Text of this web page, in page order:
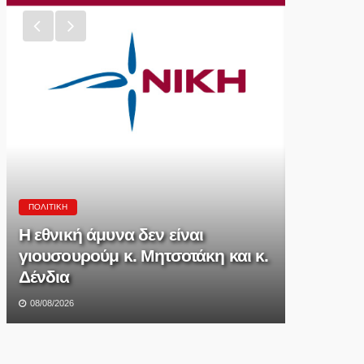
ΠΟΛΙΤΙΚΉ
Η εθνική άμυνα δεν είναι
γιουσουρούμ κ. Μητσοτάκη και κ.
Δένδια
08/08/2026